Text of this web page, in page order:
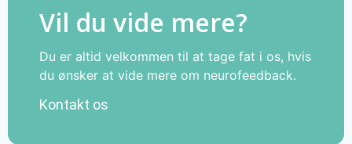
Vil du vide mere?
Du er altid velkommen til at tage fat i os, hvis
du ønsker at vide mere om neurofeedback.
Kontakt os